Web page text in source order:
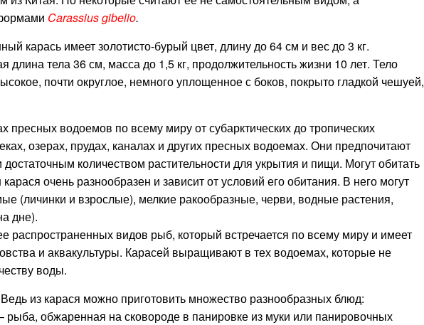
Carassius gibelio.
карась имеет золотисто-бурый цвет, длину до 64 см и вес до 3 кг.
длина тела 36 см, масса до 1,5 кг, продолжительность жизни 10 лет. Тело
почти округлое, немного уплощенное с боков, покрыто гладкой чешуей,
пресных водоемов по всему миру от субарктических до тропических
озерах, прудах, каналах и других пресных водоемах. Они предпочитают
количеством растительности для укрытия и пищи. Могут обитать
очень разнообразен и зависит от условий его обитания. В него могут
(личинки и взрослые), мелкие ракообразные, черви, водные растения,
дне).
распространенных видов рыб, который встречается по всему миру и имеет
и аквакультуры. Карасей выращивают в тех водоемах, которые не
воды.
из карася можно приготовить множество разнообразных блюд:
обжаренная на сковороде в панировке из муки или панировочных